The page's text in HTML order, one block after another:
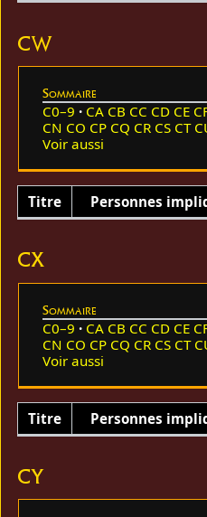
CW
Sommaire
C0–9 CA CB CC CD CE
CN CO CP CQ CR CS CT
Voir aussi
Titre Personnes
CX
Sommaire
C0–9 CA CB CC CD CE
CN CO CP CQ CR CS CT
Voir aussi
Titre Personnes
CY